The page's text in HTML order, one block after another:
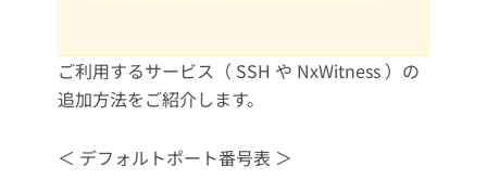
ご利用するサービス（ SSH や NxWitness ）の
追加方法をご紹介します。
＜ デフォルトポート番号表 ＞